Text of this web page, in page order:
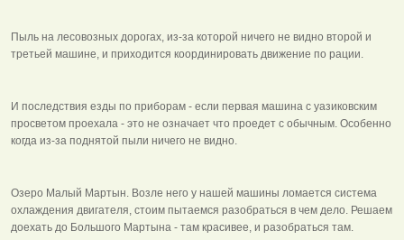
Пыль на лесовозных дорогах, из-за которой ничего не видно второй и
третьей машине, и приходится координировать движение по рации.
И последствия езды по приборам - если первая машина с уазиковским
просветом проехала - это не означает что проедет с обычным. Особенно
когда из-за поднятой пыли ничего не видно.
Озеро Малый Мартын. Возле него у нашей машины ломается система
охлаждения двигателя, стоим пытаемся разобраться в чем дело. Решаем
доехать до Большого Мартына - там красивее, и разобраться там.